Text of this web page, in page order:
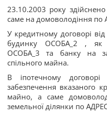
23.10.2003 року
саме на домоволодіння по
У кредитному договорі
будинку ОСОБА_2 , як
ОСОБА_3 та банку на
спільного майна.
В іпотечному
забезпечення вказаного
майно, а саме
земельної ділянки по